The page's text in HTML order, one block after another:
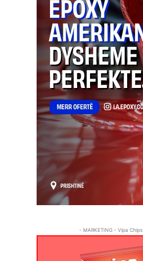
- MARKETING - Vipa Chips